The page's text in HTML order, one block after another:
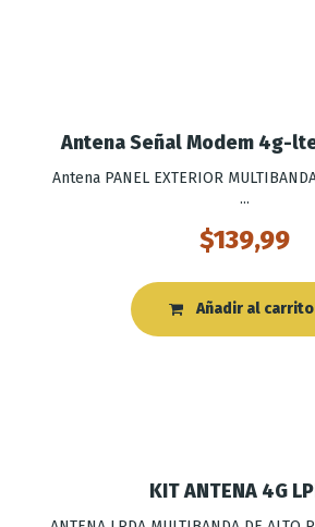
Antena Señal Modem 4g-
Antena PANEL EXTERIOR
...
$139,99
Añadir al carrito
KIT ANTENA 4G